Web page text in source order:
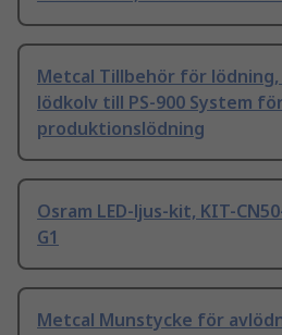
Metcal Tillbehör för
lödkolv till PS-900 System
produktionslödning
Osram LED-ljus-kit, KIT-
G1
Metcal Munstycke för